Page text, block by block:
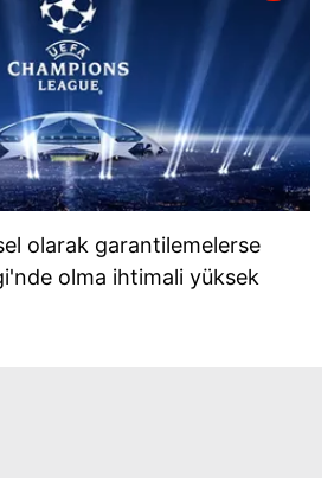
Çerezlere ilişkin detaylı bilgi
Korunması Kanunu uyarınca
Metnimizi okumak ve sitemizde
kullanılan çerezlerle ilgili bilgi
.
olarak garantilemelerse
olma ihtimali yüksek